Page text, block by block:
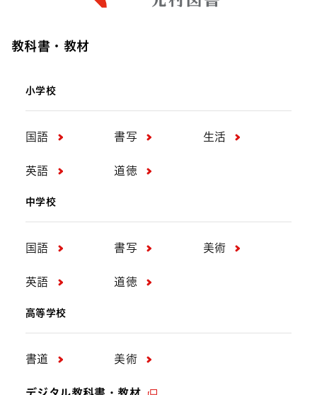
教科書・教材
小学校
国語 書写 生活
英語 道徳
中学校
国語 書写 美術
英語 道徳
高等学校
書道 美術